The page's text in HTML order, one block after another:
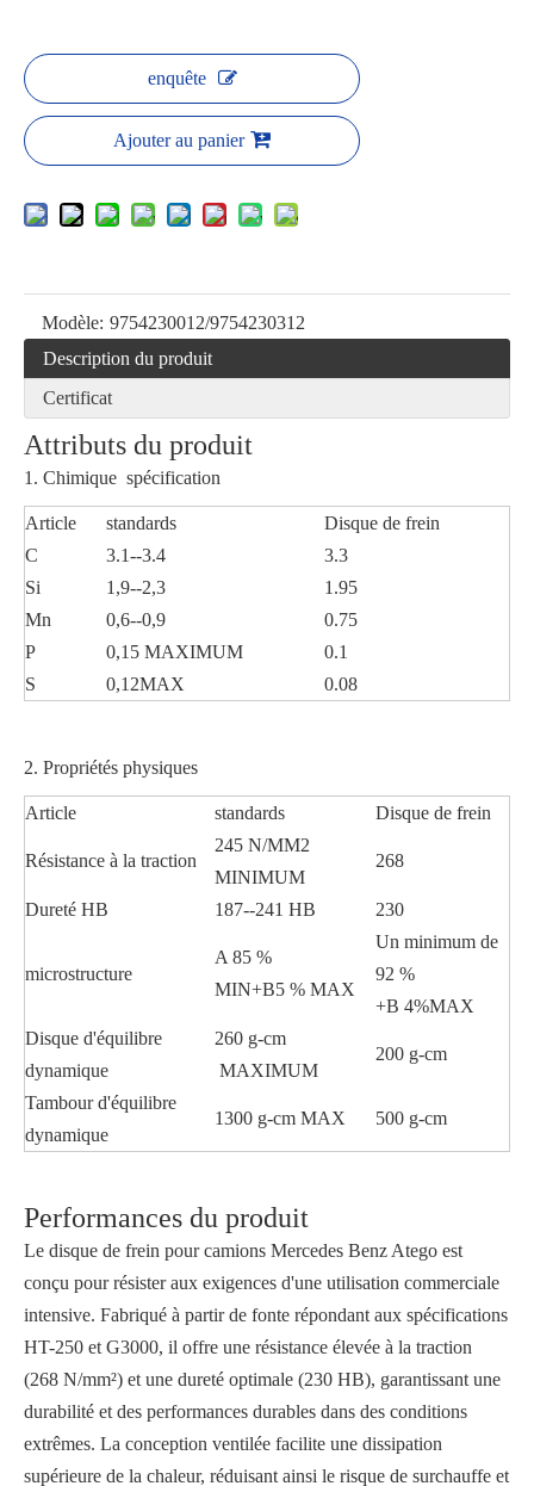
enquête
Ajouter au panier
Modèle: 9754230012/9754230312
Description du produit
Certificat
Attributs du produit
1. Chimique spécification
Article standards
Disque de frein
C
3.1--3.4
3.3
Si
1,9--2,3
1.95
Mn
0,6--0,9
0.75
P
0,15 MAXIMUM
0.1
S
0,12MAX 0.08
2. Propriétés physiques
Article standards Disque de frein
Résistance à la traction
245 N/MM2
MINIMUM
268
Dureté HB 187--241 HB 230
microstructure
A 85 %
MIN+B5 % MAX
Un minimum de
92 %
+B 4%MAX
Disque d'équilibre
dynamique
260 g-cm
MAXIMUM
200 g-cm
Tambour d'équilibre
dynamique
1300 g-cm MAX 500 g-cm
Performances du produit
Le disque de frein pour camions Mercedes Benz Atego est
conçu pour résister aux exigences d'une utilisation commerciale
intensive. Fabriqué à partir de fonte répondant aux spécifications
HT-250 et G3000, il offre une résistance élevée à la traction
(268 N/mm²) et une dureté optimale (230 HB), garantissant une
durabilité et des performances durables dans des conditions
extrêmes. La conception ventilée facilite une dissipation
supérieure de la chaleur, réduisant ainsi le risque de surchauffe et